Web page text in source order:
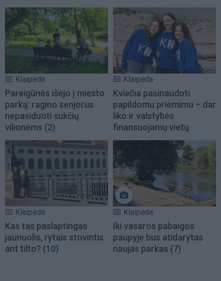
Klaipėda
Pareigūnės išėjo į miesto
parką: ragino senjorus
nepasiduoti sukčių
vilionėms (2)
Klaipėda
Kviečia pasinaudoti
papildomu priėmimu – dar
liko ir valstybės
finansuojamų vietų
Klaipėda
Kas tas paslaptingas
jaunuolis, rytais stovintis
ant tilto? (10)
Klaipėda
Iki vasaros pabaigos
paupyje bus atidarytas
naujas parkas (7)